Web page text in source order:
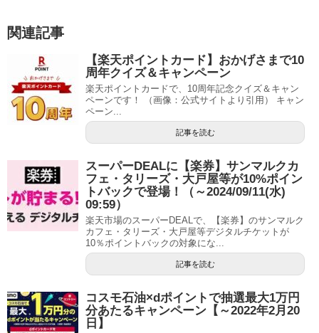
関連記事
【楽天ポイントカード】おかげさまで10
周年クイズ＆キャンペーン
楽天ポイントカードで、10周年記念クイズ＆キャン
ペーンです！ （画像：公式サイトより引用） キャン
ペーン...
記事を読む
スーパーDEALに【楽券】サンマルクカ
フェ・タリーズ・大戸屋等が10%ポイン
トバックで登場！（～2024/09/11(水)
09:59）
楽天市場のスーパーDEALで、【楽券】のサンマルク
カフェ・タリーズ・大戸屋等デジタルチケットが
10％ポイントバックの対象にな...
記事を読む
コスモ石油×dポイントで抽選最大1万円
分あたるキャンペーン【～2022年2月20
日】